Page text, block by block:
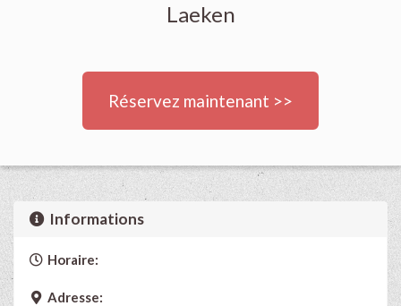
Laeken
Réservez maintenant >>
Informations
Horaire:
Adresse: